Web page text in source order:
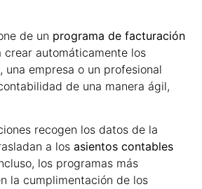
de un programa de facturación
crear automáticamente los
una empresa o un profesional
de una manera ágil,
recogen los datos de la
a los asientos contables
los programas más
la cumplimentación de los